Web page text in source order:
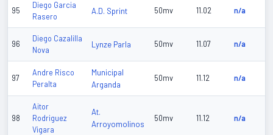
95
Diego Garcia
Rasero
A.D. Sprint 50mv 11.02 n/a
96
Diego Cazalilla
Nova
Lynze Parla 50mv 11.07 n/a
97
Andre Risco
Peralta
Municipal
Arganda
50mv 11.12 n/a
98
Aitor
Rodriguez
Vigara
At.
Arroyomolinos
50mv 11.12 n/a